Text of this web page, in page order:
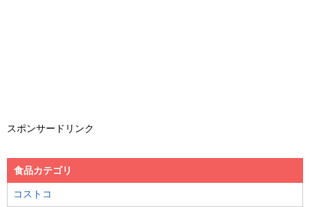
スポンサードリンク
食品カテゴリ
コストコ